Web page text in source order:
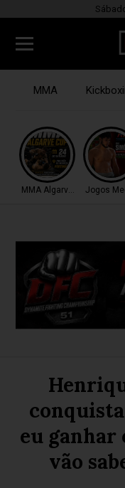
MMA
MMA Algarve CupJogos
eu
vão